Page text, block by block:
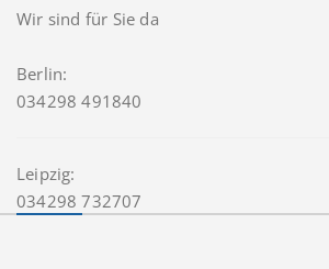
Wir sind für Sie da
Berlin:
034298 491840
Leipzig:
034298 732707